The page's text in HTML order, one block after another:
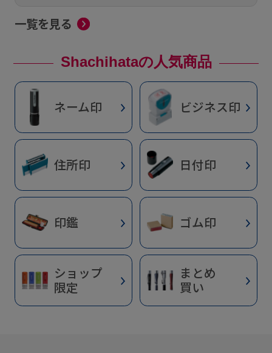
一覧を見る
Shachihataの人気商品
ネーム印 ビジネス印
住所印 日付印
印鑑 ゴム印
ショップ
限定
まとめ
買い